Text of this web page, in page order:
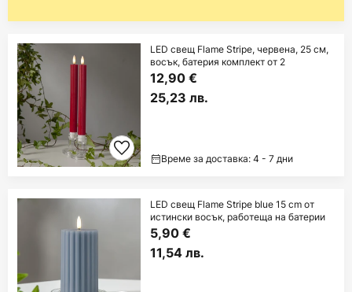
LED свещ Flame Stripe, червена, 25 см,
восък, батерия комплект от 2
12,90 €
25,23 лв.
Време за доставка: 4 - 7 дни
LED свещ Flame Stripe blue 15 cm от
истински восък, работеща на батерии
5,90 €
11,54 лв.